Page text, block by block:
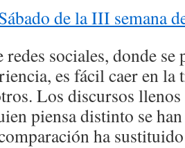
de la III semana
sociales, donde
es fácil caer en la
Los discursos
piensa distinto se
ha